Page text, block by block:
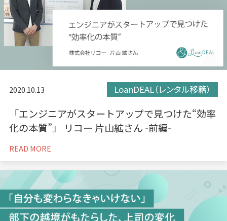
2020.10.13 LoanDEAL（レンタル移籍）
「エンジニアがスタートアップで見つけた“効率
化の本質”」 リコー 片山絋さん -前編-
READ MORE